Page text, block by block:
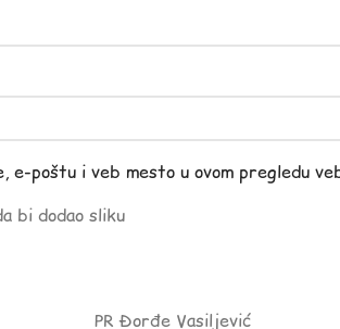
e-poštu i veb mesto u ovom pregledu
bi dodao sliku
PR Đorđe Vasiljević